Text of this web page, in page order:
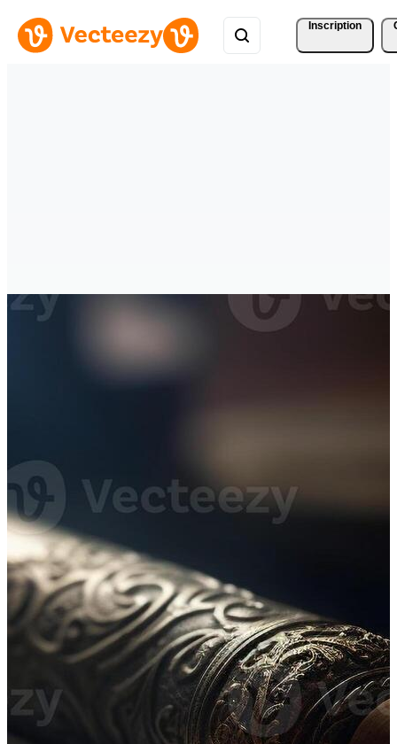
Inscription